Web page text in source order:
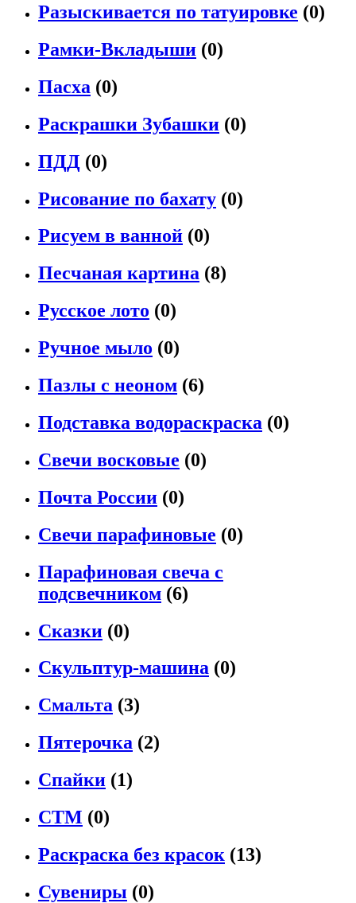
Разыскивается по татуировке (0)
Рамки-Вкладыши (0)
Пасха (0)
Раскрашки Зубашки (0)
ПДД (0)
Рисование по бахату (0)
Рисуем в ванной (0)
Песчаная картина (8)
Русское лото (0)
Ручное мыло (0)
Пазлы с неоном (6)
Подставка водораскраска (0)
Свечи восковые (0)
Почта России (0)
Свечи парафиновые (0)
Парафиновая свеча с
подсвечником (6)
Сказки (0)
Скульптур-машина (0)
Смальта (3)
Пятерочка (2)
Спайки (1)
СТМ (0)
Раскраска без красок (13)
Сувениры (0)